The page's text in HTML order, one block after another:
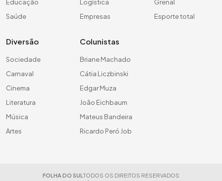
Educação
Saúde
Logística
Empresas
Grenal
Esporte total
Diversão
Sociedade
Carnaval
Cinema
Literatura
Música
Artes
Colunistas
Briane Machado
Cátia Liczbinski
Edgar Muza
João Eichbaum
Mateus Bandeira
Ricardo Peró Job
FOLHA DO SUL TODOS OS DIREITOS RESERVADOS